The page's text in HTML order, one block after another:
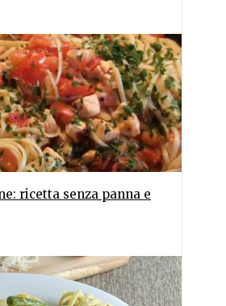
ricetta senza panna e